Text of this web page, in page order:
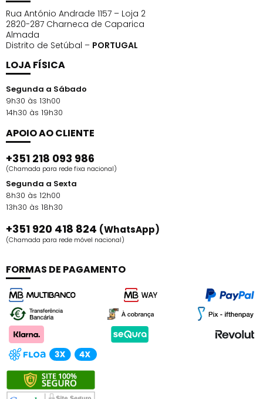
Rua António Andrade 1157 – Loja 2
2820-287 Charneca de Caparica
Almada
Distrito de Setúbal – PORTUGAL
LOJA FÍSICA
Segunda a Sábado
9h30 às 13h00
14h30 às 19h30
APOIO AO CLIENTE
+351 218 093 986
(Chamada para rede fixa nacional)
Segunda a Sexta
8h30 às 12h00
13h30 às 18h30
+351 920 418 824 (WhatsApp)
(Chamada para rede móvel nacional)
FORMAS DE PAGAMENTO